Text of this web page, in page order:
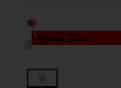
Oferta Zilei